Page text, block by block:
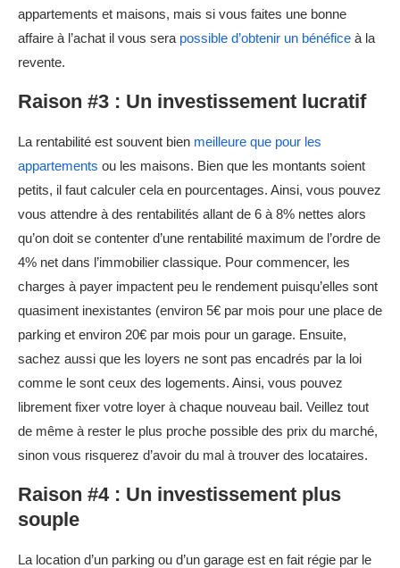
appartements et maisons, mais si vous faites une bonne
affaire à l’achat il vous sera possible d’obtenir un bénéfice à la
revente.
Raison #3 : Un investissement lucratif
La rentabilité est souvent bien meilleure que pour les
appartements ou les maisons. Bien que les montants soient
petits, il faut calculer cela en pourcentages. Ainsi, vous pouvez
vous attendre à des rentabilités allant de 6 à 8% nettes alors
qu’on doit se contenter d’une rentabilité maximum de l’ordre de
4% net dans l’immobilier classique. Pour commencer, les
charges à payer impactent peu le rendement puisqu’elles sont
quasiment inexistantes (environ 5€ par mois pour une place de
parking et environ 20€ par mois pour un garage. Ensuite,
sachez aussi que les loyers ne sont pas encadrés par la loi
comme le sont ceux des logements. Ainsi, vous pouvez
librement fixer votre loyer à chaque nouveau bail. Veillez tout
de même à rester le plus proche possible des prix du marché,
sinon vous risquerez d’avoir du mal à trouver des locataires.
Raison #4 : Un investissement plus
souple
La location d’un parking ou d’un garage est en fait régie par le